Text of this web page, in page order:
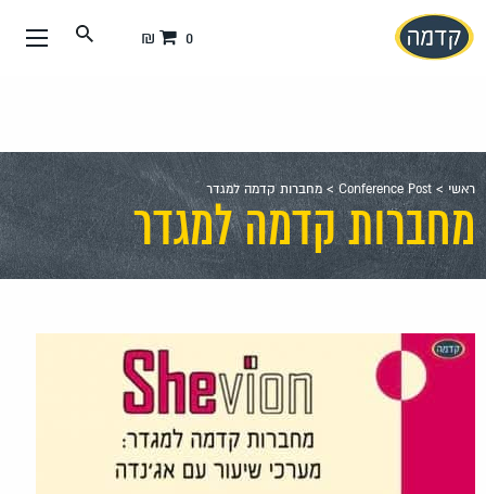
עבור
אל
0 ₪
ראשי >
Conference Post
>מחברות קדמה למגדר
מחברות קדמה למגדר